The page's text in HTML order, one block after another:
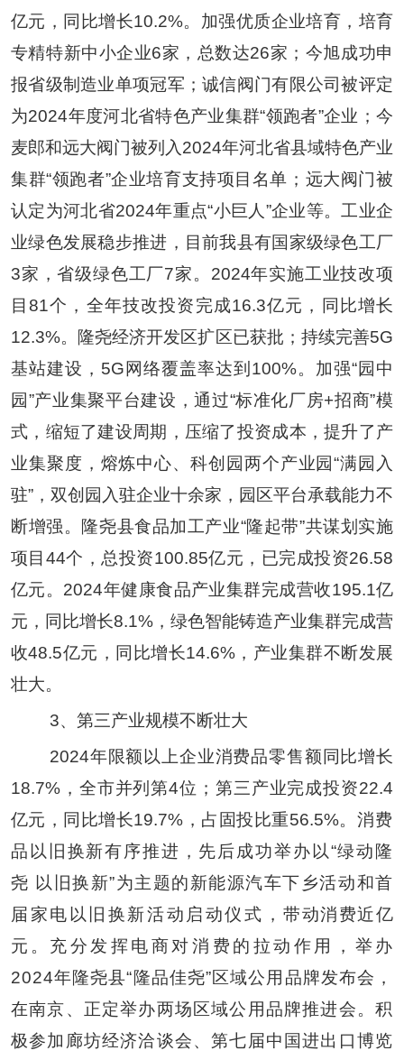
亿元，同比增长10.2%。加强优质企业培育，培育
专精特新中小企业6家，总数达26家；今旭成功申
报省级制造业单项冠军 ； 诚信阀门有限公司被评定
为2024年度河北省特色产业集群“领跑者”企业 ； 今
麦郎和远大阀门被列入 2024年河北省县域特色产业
集群“领跑者”企业培育支持项目名单 ； 远大阀门被
认定为河北省2024年重点“小巨人 ”企业等。工业企
业绿色发展稳步推进，目前我县有国家级绿色工厂
3家，省级绿色工厂7家。 2024年实施工业技改项
目81个，全年技改投资完成16.3亿元，同比增长
12.3%。 隆尧经济开发区扩区已获批； 持续完善5G
基站建设， 5G 网络覆盖率达到 100%。 加强“园中
园”产业集聚平台建设，通过“标准化厂房+招商”模
式，缩短了建设周期，压缩了投资成本，提升了产
业集聚度 ， 熔炼中心、科创园两个产业园“满园入
驻”， 双创园入驻企业十余家， 园区平台承载能力不
断增强。隆尧县食品加工产业“隆起带”共谋划实施
项目 44个，总投资100.85亿元，已完成投资26.58
亿元。 2024年健康食品产业集群完成营收195.1亿
元，同比增长8.1%，绿色智能铸造产业集群完成营
收48.5亿元，同比增长14.6% ，产业集群不断发展
壮大。
3、第三产业规模不断壮大
2024年限额以上企业消费品零售额同比增长
18.7%，全市并列第4位 ；第三产业完成投资22.4
亿元，同比增长19.7% ，占固投比重56.5%。 消费
品以旧换新有序推进，先后成功举办以“绿动隆
尧 以旧换新”为主题的新能源汽车下乡活动和首
届家电以旧换新活动启动仪式，带动消费近亿
元。 充分发挥电商对消费的拉动作用，举办
2024年隆尧县“隆品佳尧” 区域公用品牌发布会，
在南京、正定举办两场区域公用品牌推进会。积
极参加廊坊经济洽谈会、第七届中国进出口博览